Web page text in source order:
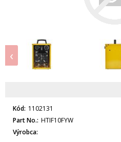
‹
Kód 1102131
Part No. HTIF10FYW
Výrobca